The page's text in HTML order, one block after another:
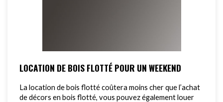
LOCATION DE BOIS FLOTTÉ POUR UN WEEKEND
La location de bois flotté coûtera moins cher que l’achat
de décors en bois flotté, vous pouvez également louer